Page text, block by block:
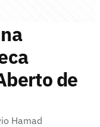
de
Hamad